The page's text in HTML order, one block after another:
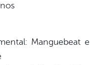
Manguebeat e